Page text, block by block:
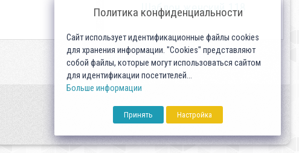
Шаблон женский 118
Политика конфиденциальности
Сайт использует идентификационные файлы cookies
для хранения информации. "Cookies" представляют
собой файлы, которые могут использоваться сайтом
для идентификации посетителей...
Больше информации
Принять Настройка